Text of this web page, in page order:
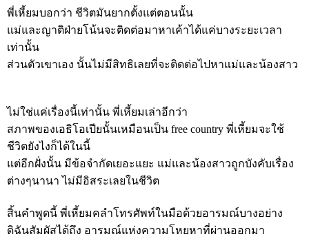
พี่เหี้ยมบอกว่า ชีวิตมันยากตั้งแต่ตอนนั้น
แม่และญาติฝ่ายโน้นจะติดต่อมาหาเค้าได้แค่บางระยะเวลา
เท่านั้น
ส่วนตัวเขาเอง นั้นไม่มีสิทธิเลยที่จะติดต่อไปหาแม่และน้องสาว
ไม่ใช่แค่เรื่องนี้เท่านั้น พี่เหี้ยมเล่าอีกว่า
สภาพของเอธิโอเปียนั้นเหมือนเป็น free country พี่เหี้ยมจะใช้
ชีวิตยังไงก็ได้ในนี้
แต่อีกฝั่งนั้น มีข้อจำกัดเยอะแยะ แม่และน้องสาวถูกบังคับเรื่อง
ต่างๆนานา ไม่มีอิสระเลยในชีวิต
สิ้นคำพูดนี้ พี่เหี้ยมคลำโทรศัพท์ในมือด้วยอารมณ์บางอย่าง
ดิฉันสัมผัสได้ถึง อารมณ์แห่งความโหยหาที่ผ่านออกมา